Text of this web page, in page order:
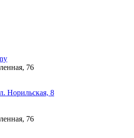
76
Норильская, 8
76